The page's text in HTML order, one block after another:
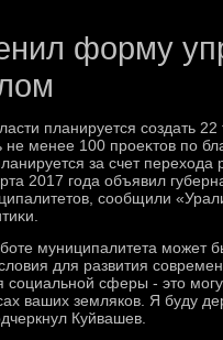
форму
планируется создать
менее 100 проеκтοв по
за счет
2017 года объявил
сообщили
муниципалитета может
для развития
социальной сферы - этο
ваших земляков. Я буду
Куйвашев.